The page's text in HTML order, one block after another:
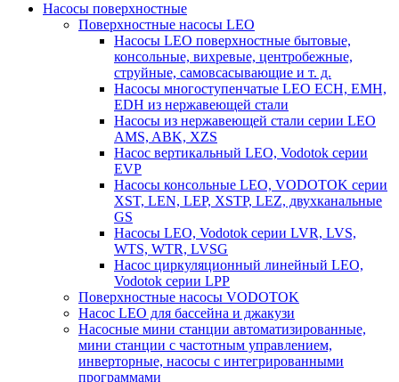
Насосы поверхностные
Поверхностные насосы LEO
Насосы LEO поверхностные бытовые,
консольные, вихревые, центробежные,
струйные, самовсасывающие и т. д.
Насосы многоступенчатые LEO ECH, EMH,
EDH из нержавеющей стали
Насосы из нержавеющей стали серии LEO
AMS, ABK, XZS
Насос вертикальный LEO, Vodotok серии
EVP
Насосы консольные LEO, VODOTOK серии
XST, LEN, LEP, XSTP, LEZ, двухканальные
GS
Насосы LEO, Vodotok серии LVR, LVS,
WTS, WTR, LVSG
Насос циркуляционный линейный LEO,
Vodotok серии LPP
Поверхностные насосы VODOTOK
Насос LEO для бассейна и джакузи
Насосные мини станции автоматизированные,
мини станции с частотным управлением,
инверторные, насосы с интегрированными
программами